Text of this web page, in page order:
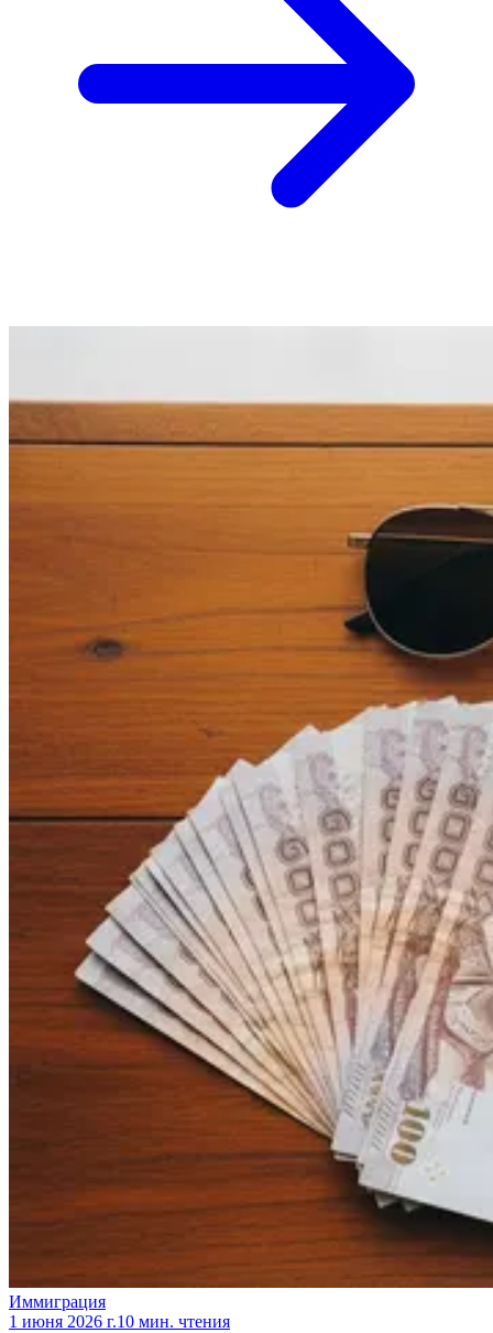
Иммиграция
1 июня 2026 г.10 мин. чтения